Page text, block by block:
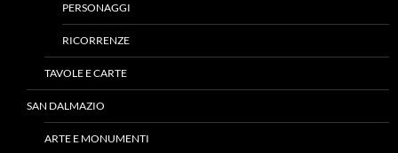
PERSONAGGI
RICORRENZE
TAVOLE E CARTE
SAN DALMAZIO
ARTE E MONUMENTI